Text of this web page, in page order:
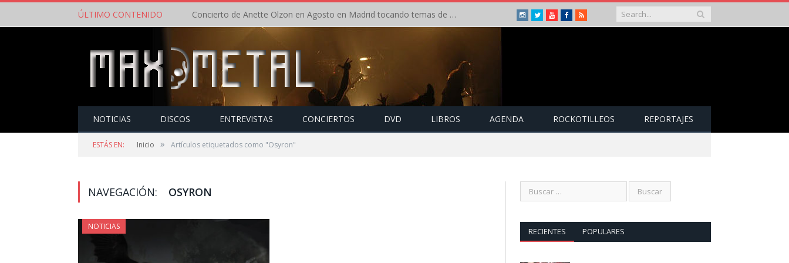
ÚLTIMO CONTENIDO Concierto de Anette Olzon en Agosto en Madrid tocando temas de Nightwish Instagram
TwitterYoutubeFacebook
RSS
NOTICIAS DISCOS ENTREVISTAS CONCIERTOS DVD LIBROS AGENDA ROCKOTILLEOS REPORTAJES
ESTÁS EN: Inicio » Artículos etiquetados como "Osyron"
NAVEGACIÓN: OSYRON
NOTICIAS RECIENTES POPULARES